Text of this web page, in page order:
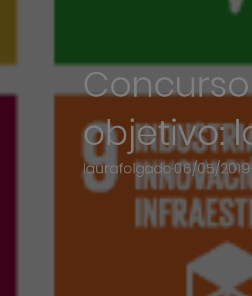
objetivo:
laurafolgado·06/05/2019·